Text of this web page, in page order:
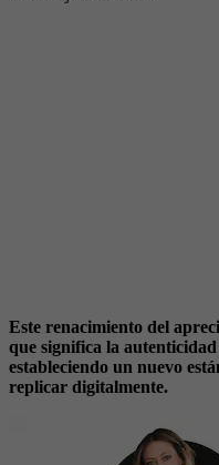
Este renacimiento del
que significa la
estableciendo un nuevo
replicar digitalmente.